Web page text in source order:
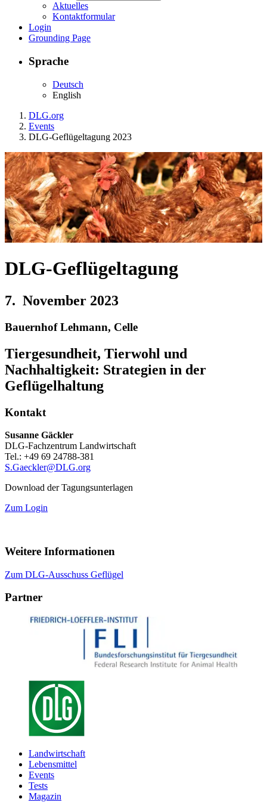
Aktuelles
Kontaktformular
Login
Grounding Page
Sprache
Deutsch
English
DLG.org
Events
DLG-Geflügeltagung 2023
DLG-Geflügeltagung
7. November 2023
Bauernhof Lehmann, Celle
Tiergesundheit, Tierwohl und
Nachhaltigkeit: Strategien in der
Geflügelhaltung
Kontakt
Susanne Gäckler
DLG-Fachzentrum Landwirtschaft
Tel.: +49 69 24788-381
S.Gaeckler@DLG.org
Download der Tagungsunterlagen
Zum Login
Weitere Informationen
Zum DLG-Ausschuss Geflügel
Partner
Landwirtschaft
Lebensmittel
Events
Tests
Magazin